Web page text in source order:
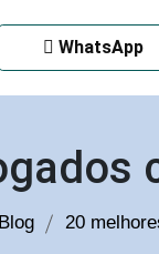
WhatsApp
Blog 20